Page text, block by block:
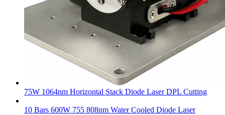
75W 1064nm Horizontal Stack Diode Laser DPL Cutting
10 Bars 600W 755 808nm Water Cooled Diode Laser